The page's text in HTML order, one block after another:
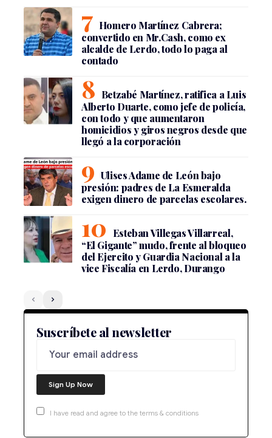
Homero Martínez Cabrera;
convertido en Mr.Cash, como ex
alcalde de Lerdo, todo lo paga al
contado
Betzabé Martínez, ratifica a Luis
Alberto Duarte, como jefe de policía,
con todo y que aumentaron
homicidios y giros negros desde que
llegó a la corporación
Ulises Adame de León bajo
presión: padres de La Esmeralda
exigen dinero de parcelas escolares.
Esteban Villegas Villarreal,
“El Gigante” mudo, frente al bloqueo
del Ejercito y Guardia Nacional a la
vice Fiscalía en Lerdo, Durango
Suscríbete al newsletter
I have read and agree to the terms & conditions